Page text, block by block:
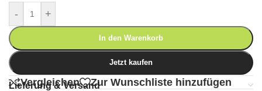
-
+
In den Warenkorb
Jetzt kaufen
Vergleichen Zur Wunschliste hinzufügen
Lieferung & Versand